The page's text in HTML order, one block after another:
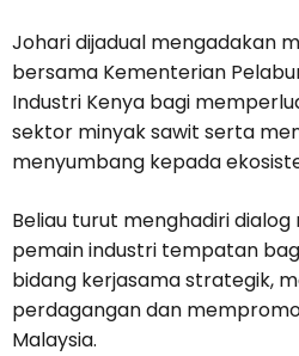
Johari dijadual mengadakan
bersama Kementerian
Industri Kenya bagi
sektor minyak sawit serta
menyumbang kepada
Beliau turut menghadiri
pemain industri tempatan
bidang kerjasama strategik,
perdagangan dan
Malaysia.